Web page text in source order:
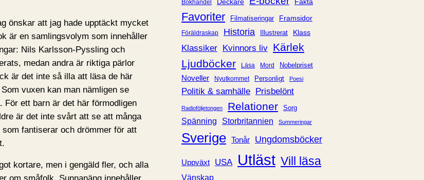
önskar att jag hade upptäckt mycket
är en samlingsvolym som innehåller
Nils Karlsson-Pyssling och
medan andra är riktiga pärlor
är det inte så illa att läsa de här
vuxen kan man nämligen se
ett barn är det här förmodligen
är det inte svårt att se att många
fantiserar och drömmer för att
kortare, men i gengäld fler, och alla
e
r
Bokhandel
Favoriter Filmatiseringar Framsidor
Föräldraskap Historia Illustrerat Klass
Klassiker Kvinnors liv Kärlek
Ljudböcker
Läsa Mord Nobelpriset
Noveller Nyutkommet Personligt Poesi
Politik & samhälle Prisbelönt
Radioföljetongen Relationer Sorg
Spänning Storbritannien Summeringar
Sverige Tonår Ungdomsböcker
Uppväxt USA Utläst Vill läsa
Vänskap